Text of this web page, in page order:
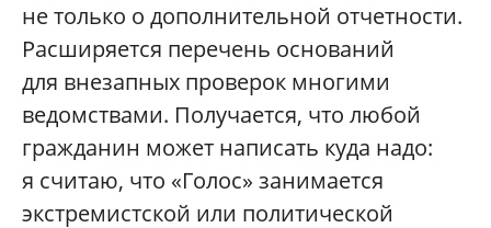
не только о дополнительной отчетности.
Расширяется перечень оснований
для внезапных проверок многими
ведомствами. Получается, что любой
гражданин может написать куда надо:
я считаю, что «Голос» занимается
экстремистской или политической